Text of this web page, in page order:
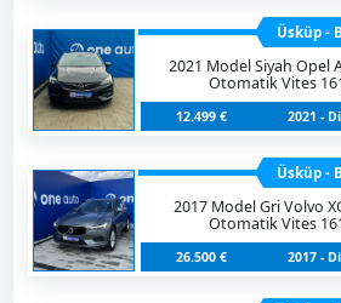
Üsküp -
2021 Model Siyah Opel
Otomatik Vites
12.499 € 2021 -
Üsküp -
2017 Model Gri Volvo
Otomatik Vites
26.500 € 2017 -